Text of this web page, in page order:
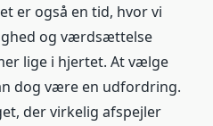
er også en tid, hvor vi
og værdsættelse
lige i hjertet. At vælge
dog være en udfordring.
der virkelig afspejler